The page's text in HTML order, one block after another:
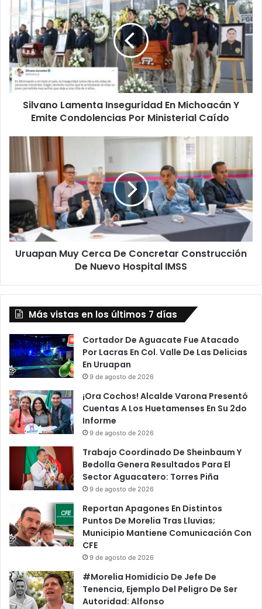
Lamenta
Inseguridad
En
Michoacán
Y
Emite
Condolencias
Por
Ministerial
Silvano Lamenta Inseguridad En Michoacán Y
Emite Condolencias Por Ministerial Caído
Uruapan
Cerca
De
Concretar
Construcción
De
Nuevo
Hospital
IMSS
Uruapan Muy Cerca De Concretar Construcción
De Nuevo Hospital IMSS
Más vistas en los últimos 7 días
Cortador De Aguacate Fue Atacado
Por Lacras En Col. Valle De Las Delicias
En Uruapan
9 de agosto de 2026
¡Ora Cochos! Alcalde Varona Presentó
Cuentas A Los Huetamenses En Su 2do
Informe
9 de agosto de 2026
Trabajo Coordinado De Sheinbaum Y
Bedolla Genera Resultados Para El
Sector Aguacatero: Torres Piña
9 de agosto de 2026
Reportan Apagones En Distintos
Puntos De Morelia Tras Lluvias;
Municipio Mantiene Comunicación Con
CFE
9 de agosto de 2026
#Morelia Homidicio De Jefe De
Tenencia, Ejemplo Del Peligro De Ser
Autoridad: Alfonso